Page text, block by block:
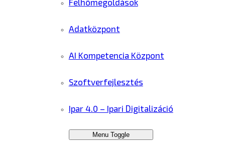
Felhőmegoldások
Adatközpont
AI Kompetencia Központ
Szoftverfejlesztés
Ipar 4.0 – Ipari Digitalizáció
Menu Toggle